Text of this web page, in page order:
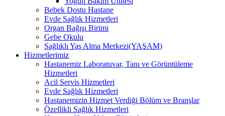
Bebek Dostu Hastane
Evde Sağlık Hizmetleri
Organ Bağışı Birimi
Gebe Okulu
Sağlıklı Yaş Alma Merkezi(YAŞAM)
Hizmetlerimiz
Hastanemiz Laboratuvar, Tanı ve Görüntüleme
Hizmetleri
Acil Servis Hizmetleri
Evde Sağlık Hizmetleri
Hastanemizin Hizmet Verdiği Bölüm ve Branşlar
Özellikli Sağlık Hizmetleri